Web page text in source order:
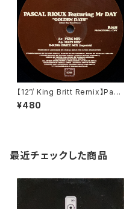
【12”/ King Britt Remix】Pasc
al Rioux Featuring Mr. Day
/ Golden Days (Rotax) (R01
¥480
最近チェックした商品